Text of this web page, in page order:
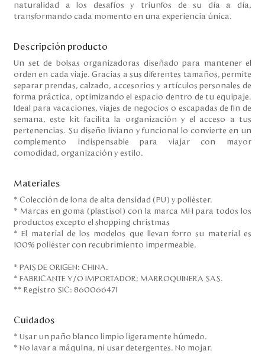
Colombia
Panamá
USA
Venezuela
naturalidad a los desafíos y triunfos de su día a día,
transformando cada momento en una experiencia única.
Descripción producto
Un set de bolsas organizadoras diseñado para mantener el
orden en cada viaje. Gracias a sus diferentes tamaños, permite
separar prendas, calzado, accesorios y artículos personales de
forma práctica, optimizando el espacio dentro de tu equipaje.
Ideal para vacaciones, viajes de negocios o escapadas de fin de
semana, este kit facilita la organización y el acceso a tus
pertenencias. Su diseño liviano y funcional lo convierte en un
complemento indispensable para viajar con mayor
comodidad, organización y estilo.
Materiales
* Colección de lona de alta densidad (PU) y poliéster.
* Marcas en goma (plastisol) con la marca MH para todos los
productos excepto el shopping christmas
* El material de los modelos que llevan forro su material es
100% poliéster con recubrimiento impermeable.
* PAIS DE ORIGEN: CHINA.
* FABRICANTE Y/O IMPORTADOR: MARROQUINERA SAS.
** Registro SIC: 860066471
Cuidados
* Usar un paño blanco limpio ligeramente húmedo.
* No lavar a máquina, ni usar detergentes. No mojar.